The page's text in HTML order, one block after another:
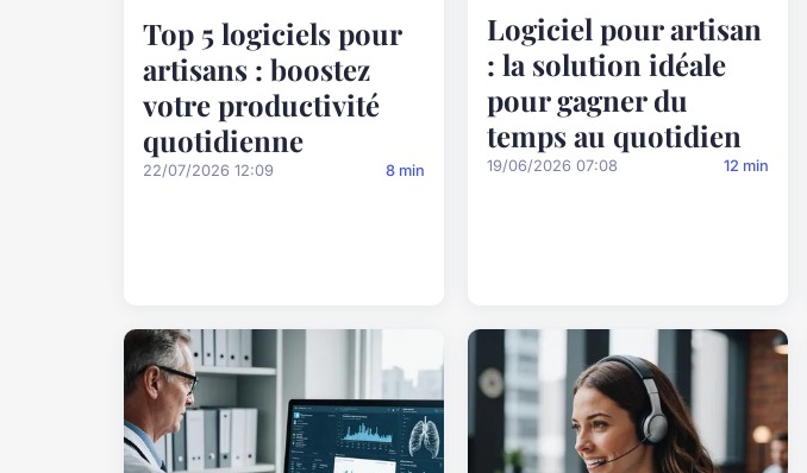
Top 5 logiciels pour
artisans : boostez
votre productivité
quotidienne
22/07/2026 12:09 8 min
Logiciel pour artisan
: la solution idéale
pour gagner du
temps au quotidien
19/06/2026 07:08 12 min